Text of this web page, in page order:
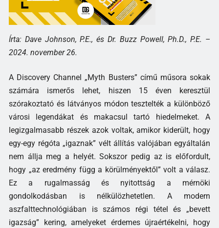
Írta: Dave Johnson, P.E., és Dr. Buzz Powell, Ph.D., P.E. –
2024. november 26.
A Discovery Channel „Myth Busters” című műsora sokak
számára ismerős lehet, hiszen 15 éven keresztül
szórakoztató és látványos módon tesztelték a különböző
városi legendákat és makacsul tartó hiedelmeket. A
legizgalmasabb részek azok voltak, amikor kiderült, hogy
egy-egy régóta „igaznak” vélt állítás valójában egyáltalán
nem állja meg a helyét. Sokszor pedig az is előfordult,
hogy „az eredmény függ a körülményektől” volt a válasz.
Ez a rugalmasság és nyitottság a mérnöki
gondolkodásban is nélkülözhetetlen. A modern
aszfalttechnológiában is számos régi tétel és „bevett
igazság” kering, amelyeket érdemes újraértékelni, hogy